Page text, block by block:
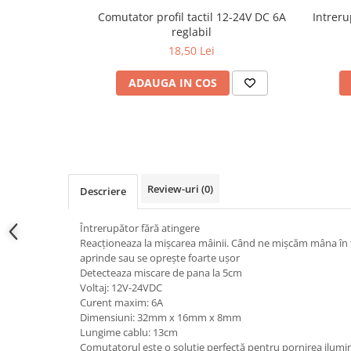
Corpuri de Iluminat pe Sina LED
Sina magnetica LED 48V
Corpuri Industriale LED
Corpuri liniare LED
Panouri LED
Comutator profil tactil 12-24V DC 6A
reglabil
18,50 Lei
ADAUGA IN COS
Descriere Review-uri (0)
Întrerupător fără atingere
Reacționeaza la mișcarea mâinii. Când ne mișcăm mâna
aprinde sau se oprește foarte ușor
Detecteaza miscare de pana la 5cm
Voltaj: 12V-24VDC
Curent maxim: 6A
Dimensiuni: 32mm x 16mm x 8mm
Lungime cablu: 13cm
Comutatorul este o soluție perfectă pentru pornirea